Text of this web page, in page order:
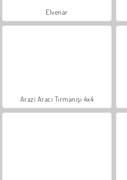
Elvenar
Arazi Aracı Tırmanışı 4x4